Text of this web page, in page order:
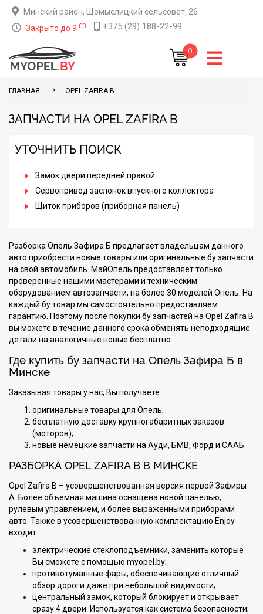
Минский район, Щомыслицкий сельсовет, 26
Закрыто до 9 00 +375 (29) 188-22-99
0
ГЛАВНАЯ OPEL ZAFIRA B
ЗАПЧАСТИ НА OPEL ZAFIRA B
УТОЧНИТЬ ПОИСК
Замок двери передней правой
Сервопривод заслонок впускного коллектора
Щиток приборов (приборная панель)
Разборка Опель Зафира Б предлагает владельцам данного
авто приобрести новые товары или оригинальные бу запчасти
на свой автомобиль. МайОпель предоставляет только
проверенные нашими мастерами и техническим
оборудованием автозапчасти, на более 30 моделей Опель. На
каждый бу товар мы самостоятельно предоставляем
гарантию. Поэтому после покупки бу запчастей на Opel Zafira B
вы можете в течение данного срока обменять неподходящие
детали на аналогичные новые бесплатно.
Где купить бу запчасти на Опель Зафира Б в
Минске
Заказывая товары у нас, Вы получаете:
оригинальные товары для Опель;
бесплатную доставку крупногабаритных заказов
(моторов);
новые немецкие запчасти на Ауди, БМВ, Форд и СААБ.
РАЗБОРКА OPEL ZAFIRA B В МИНСКЕ
Opel Zafira B – усовершенствованная версия первой Зафиры
А. Более объемная машина оснащена новой панелью,
рулевым управлением, и более выраженными приборами
авто. Также в усовершенствованную комплектацию Enjoy
входит:
электрические стеклоподъёмники, заменить которые
Вы сможете с помощью myopel.by;
противотуманные фары, обеспечивающие отличный
обзор дороги даже при небольшой видимости;
центральный замок, который блокирует и открывает
сразу 4 двери. Используется как система безопасности;